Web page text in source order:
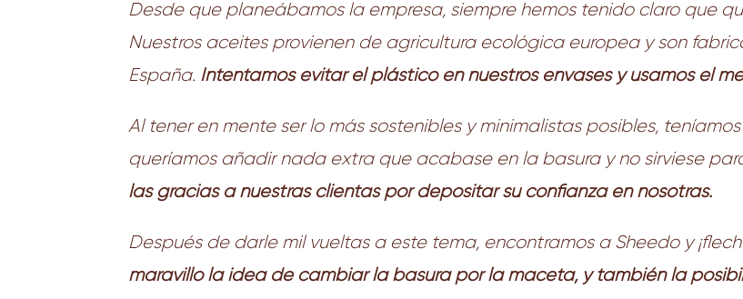
Desde que planeábamos la empresa, siempre hemos tenido claro que
Nuestros aceites provienen de agricultura ecológica europea y son
España.Intentamos evitar el plástico en nuestros envases y usamos el
Al tener en mente ser lo más sostenibles y minimalistas posibles,
queríamos añadir nada extra que acabase en la basura y no sirviese
las gracias a nuestras clientas por depositar su confianza en nosotras.
Después de darle mil vueltas a este tema, encontramos a Sheedo y
maravilló la idea de cambiar la basura por la maceta, y también la